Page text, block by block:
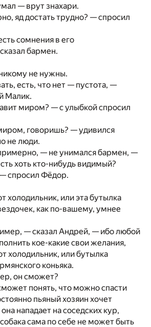
— врут знахари.
яд достать трудно? — спросил
сомнения в его
бармен.
не нужны.
есть, что нет — пустота, —
Малик.
миром? — с улыбкой спросил
говоришь? — удивился
не люди.
— не унимался бармен, —
хоть кто-нибудь видимый?
спросил Фёдор.
холодильник, или эта бутылка
как по-вашему, умнее
— сказал Андрей, — ибо любой
кое-какие свои желания,
холодильник, или бутылка
коньяка.
он сможет?
понять, что можно спасти
пьяный хозяин хочет
нападает на соседских кур,
сама по себе не может быть